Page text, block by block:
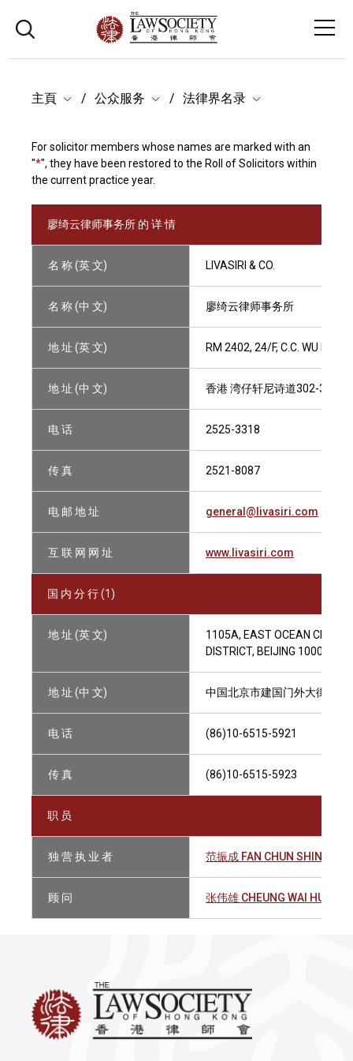
主頁 公众服务 法律界名录
For solicitor members whose names are marked with an
"*", they have been restored to the Roll of Solicitors within
the current practice year.
廖绮云律师事务所 的 详 情
名 称 (英 文) LIVASIRI & CO.
名 称 (中 文) 廖绮云律师事务所
地 址 (英 文) RM 2402, 24/F, C.C. WU
地 址 (中 文) 香港 湾仔轩尼诗道302-308
电 话 2525-3318
传 真 2521-8087
电 邮 地 址 general@livasiri.com
互 联 网 网 址 www.livasiri.com
国 内 分 行 (1)
地 址 (英 文)
1105A, EAST OCEAN
DISTRICT, BEIJING 100004,
地 址 (中 文) 中国北京市建国门外大街甲
电 话 (86)10-6515-5921
传 真 (86)10-6515-5923
职 员
独 营 执 业 者 范振成 FAN CHUN SHING,
顾 问 张伟雄 CHEUNG WAI HUNG,